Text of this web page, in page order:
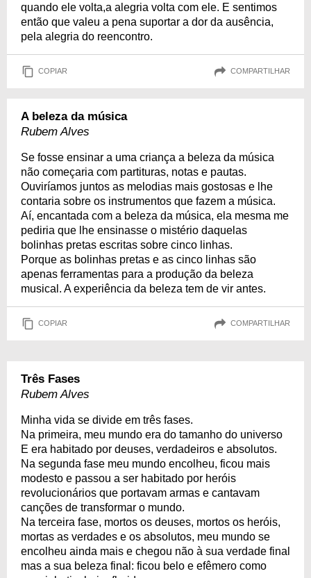
quando ele volta,a alegria volta com ele. E sentimos
então que valeu a pena suportar a dor da ausência,
pela alegria do reencontro.
COPIAR COMPARTILHAR
A beleza da música
Rubem Alves
Se fosse ensinar a uma criança a beleza da música
não começaria com partituras, notas e pautas.
Ouviríamos juntos as melodias mais gostosas e lhe
contaria sobre os instrumentos que fazem a música.
Aí, encantada com a beleza da música, ela mesma me
pediria que lhe ensinasse o mistério daquelas
bolinhas pretas escritas sobre cinco linhas.
Porque as bolinhas pretas e as cinco linhas são
apenas ferramentas para a produção da beleza
musical. A experiência da beleza tem de vir antes.
COPIAR COMPARTILHAR
Três Fases
Rubem Alves
Minha vida se divide em três fases.
Na primeira, meu mundo era do tamanho do universo
E era habitado por deuses, verdadeiros e absolutos.
Na segunda fase meu mundo encolheu, ficou mais
modesto e passou a ser habitado por heróis
revolucionários que portavam armas e cantavam
canções de transformar o mundo.
Na terceira fase, mortos os deuses, mortos os heróis,
mortas as verdades e os absolutos, meu mundo se
encolheu ainda mais e chegou não à sua verdade final
mas a sua beleza final: ficou belo e efêmero como